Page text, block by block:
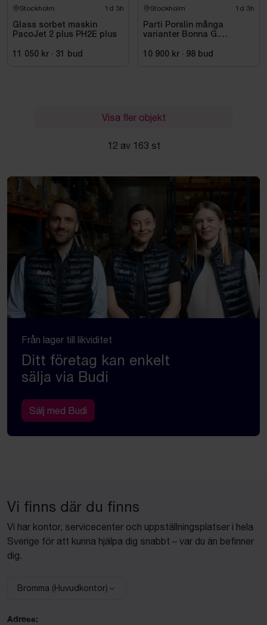
Stockholm 1d 3h
Glass sorbet maskin
PacoJet 2 plus PH2E plus
11 050 kr · 31 bud
Stockholm 1d 3h
Parti Porslin många
varianter Bonna G.
10 900 kr · 98 bud
Visa fler objekt
12 av 163 st
Från lager till likviditet
Ditt företag kan enkelt
sälja via Budi
Sälj med Budi
Vi finns där du finns
Vi har kontor, servicecenter och uppställningsplatser i hela
Sverige för att kunna hjälpa dig snabbt – var du än befinner
dig.
Välj anläggning:
Bromma (Huvudkontor)
Adress: